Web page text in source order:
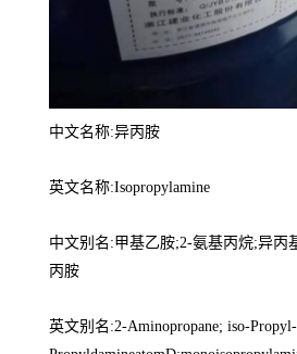
中文名称:异丙胺
英文名称:Isopropylamine
中文别名:甲基乙胺;2-氨基丙烷;异丙
丙胺
英文别名:2-Aminopropane; iso-